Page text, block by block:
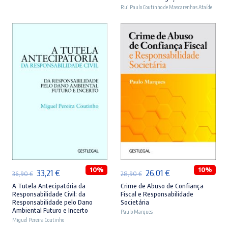
Rui Paulo Coutinho de Mascarenhas Ataíde
36,90€ O
preço
original
era:
33,21 €O
preço
atual
é:
10%
A Tutela Antecipatória da
Responsabilidade Civil: da
Responsabilidade pelo Dano
Ambiental Futuro e Incerto
Miguel Pereira Coutinho
ADICIONAR
28,90€ O
preço
original
era:
26,01 €O
preço
atual
10%
Crime de Abuso de Confiança
Fiscal e Responsabilidade
Societária
Paulo Marques